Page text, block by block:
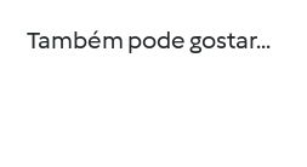
Também pode gostar...